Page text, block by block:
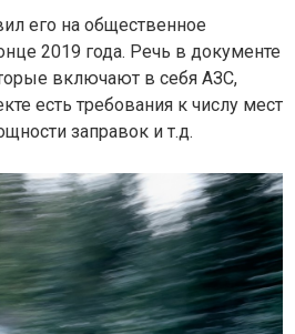
его на общественное
2019 года. Речь в документе
включают в себя АЗС,
есть требования к числу мест
заправок и т.д.